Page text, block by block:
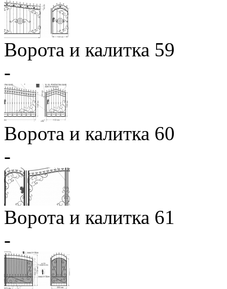
Ворота и калитка 59
-
Ворота и калитка 60
-
Ворота и калитка 61
-